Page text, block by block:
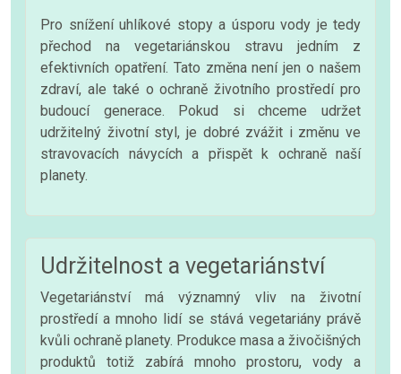
Pro snížení uhlíkové stopy a úsporu vody je tedy
přechod na vegetariánskou stravu jedním z
efektivních opatření. Tato změna není jen o našem
zdraví, ale také o ochraně životního prostředí pro
budoucí generace. Pokud si chceme udržet
udržitelný životní styl, je dobré zvážit i změnu ve
stravovacích návycích a přispět k ochraně naší
planety.
Udržitelnost a vegetariánství
Vegetariánství má významný vliv na životní
prostředí a mnoho lidí se stává vegetariány právě
kvůli ochraně planety. Produkce masa a živočišných
produktů totiž zabírá mnoho prostoru, vody a